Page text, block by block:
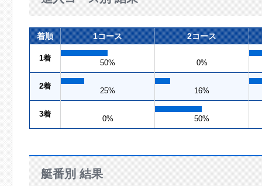
着順 1コース 2コース
1着
50% 0%
2着
25% 16%
3着
0% 50%
艇番別 結果